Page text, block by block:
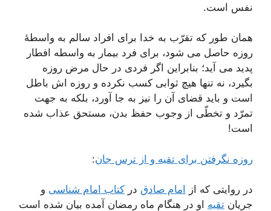
نفس است.
همان طور که تقرّب به خدا برای افراد سالم به واسطۀ
روزه حاصل می شود، برای فرد بیمار به واسطه افطار
پدید می آید؛ بنابراین اگر فردی در حال مرض روزه
بگیرد، نه تنها هیچ ثوابی کسب نکرده و روزه اش باطل
است و باید قضای آن را نیز به جا آورد، بلکه به جهت
تمرّد و تخطّی از وجوب حفظ بدن، مستحق عذاب شده
است!
روزه نگرفتن برای تقیه و از ترس جان:
در روایتی که از امام صادق در کتاب امام شناسی و
جریان تقیه او در هنگام ماه رمضان آمده بیان شده است